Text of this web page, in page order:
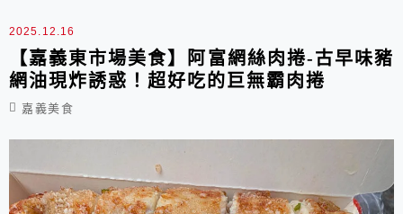
2025.12.16
【嘉義東市場美食】阿富網絲肉捲-古早味豬
網油現炸誘惑！超好吃的巨無霸肉捲
嘉義美食